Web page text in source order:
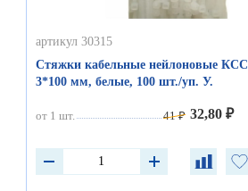
артикул 30315
Стяжки кабельные нейлоновые КСС
3*100 мм, белые, 100 шт./уп. У.
от 1 шт. 41 ₽ 32,80 ₽